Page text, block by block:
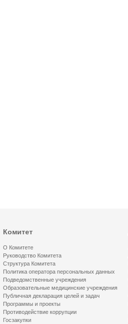
Комитет
О Комитете
Руководство Комитета
Структура Комитета
Политика оператора персональных данных
Подведомственные учреждения
Образовательные медицинские учреждения
Публичная декларация целей и задач
Программы и проекты
Противодействие коррупции
Госзакупки